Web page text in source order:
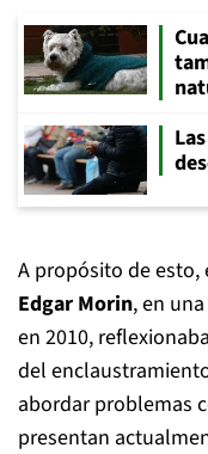
A propósito de
Edgar Morin, en
en 2010,
del
abordar problemas
presentan